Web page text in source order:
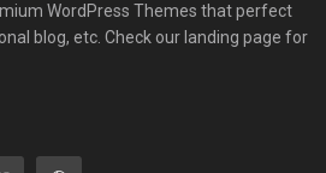
WordPress Themes that perfect
blog, etc. Check our landing page for